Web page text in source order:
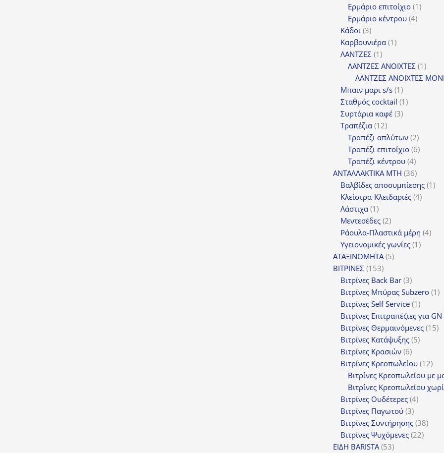
προϊόντα
Ερμάριο επιτοίχιο 11
Ερμάριο κέντρου 44
Κάδοι 33
προϊόντα
Καρβουνιέρα 11
ΛΑΝΤΖΕΣ 11
προϊόν
ΛΑΝΤΖΕΣ ΑΝΟΙΧΤΕΣ 11
ΛΑΝΤΖΕΣ ΑΝΟΙΧΤΕΣ
Μπαιν μαρι s/s 11
προϊόν
Σταθμός cocktail 11
Συρτάρια καφέ 33
Τραπέζια 1212
προϊόντα
Τραπέζι απλύτων 22
προϊόντα
Τραπέζι επιτοίχιο 66
Τραπέζι κέντρου 44
προϊόντα
ΑΝΤΑΛΛΑΚΤΙΚΑ MTH 3636
προϊόντα
Βαλβίδες αποσυμπίεσης 11
Κλείστρα-Κλειδαριές 44
Λάστιχα 11
προϊόν
Μεντεσέδες 22
προϊόντα
Ράουλα-Πλαστικά μέρη 44
Υγειονομικές γωνίες 11
ΑΤΑΞΙΝΟΜΗΤΑ 55
ΒΙΤΡΙΝΕΣ 153153
προϊόντα
Βιτρίνες Back Bar 33
προϊόντα
Βιτρίνες Mπύρας Subzero 11
Βιτρίνες Self Service 11
προϊόν
Βιτρίνες Επιτραπέζιες για GN
Βιτρίνες Θερμαινόμενες 1515
Βιτρίνες Κατάψυξης 55
Βιτρίνες Κρασιών 66
προϊόντα
Βιτρίνες Κρεοπωλείου 1212
Βιτρίνες Κρεοπωλείου με
Βιτρίνες Κρεοπωλείου
Βιτρίνες Ουδέτερες 44
Βιτρίνες Παγωτού 33
προϊόντα
Βιτρίνες Συντήρησης 3838
Βιτρίνες Ψυχόμενες 2222
ΕΙΔΗ BARISTA 5353